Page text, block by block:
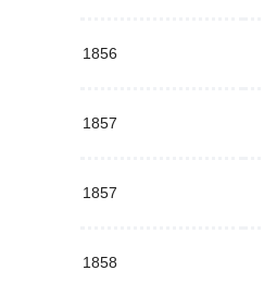
1856
1857
1857
1858